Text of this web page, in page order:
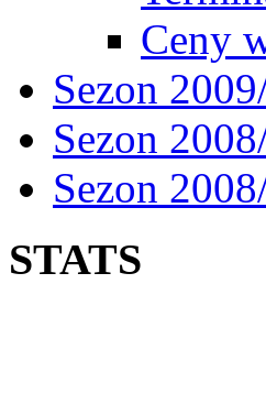
Ceny
Sezon
Sezon
Sezon
STATS